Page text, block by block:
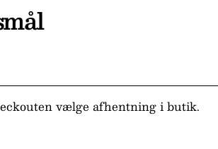
vælge afhentning i butik.